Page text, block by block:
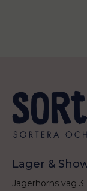
Lager &
Jägerhorns väg 3